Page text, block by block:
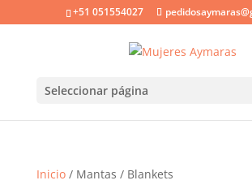
+51 051554027
Seleccionar página
Inicio/ Mantas / Blankets